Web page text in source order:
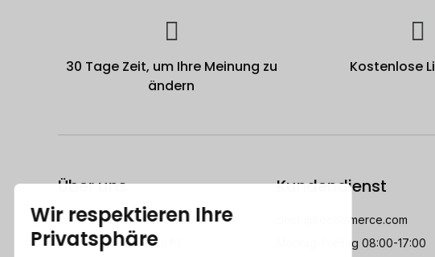
30 Tage Zeit, um Ihre Meinung zu
ändern
Kostenlose
Über uns
Der Refurbished-Leitfaden
Wer ist Recommerce®?
Kundendienst
dech@recommerce.com
Montag-Freitag 08:00-17:00